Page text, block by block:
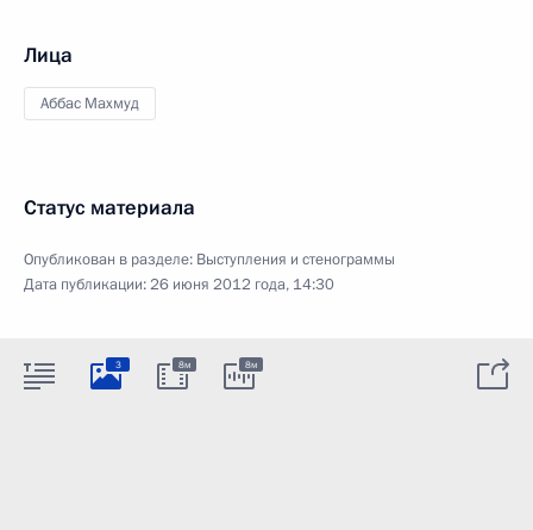
Лица
Аббас Махмуд
Статус материала
Опубликован в разделе: Выступления и стенограммы
Дата публикации:26 июня 2012 года, 14:30
3 8м 8м